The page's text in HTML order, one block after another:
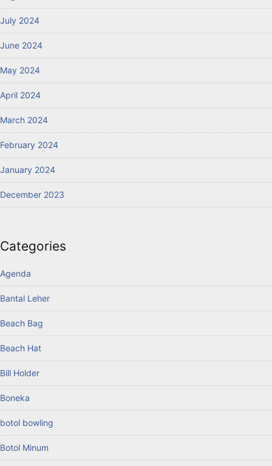
July 2024
June 2024
May 2024
April 2024
March 2024
February 2024
January 2024
December 2023
Categories
Agenda
Bantal Leher
Beach Bag
Beach Hat
Bill Holder
Boneka
botol bowling
Botol Minum